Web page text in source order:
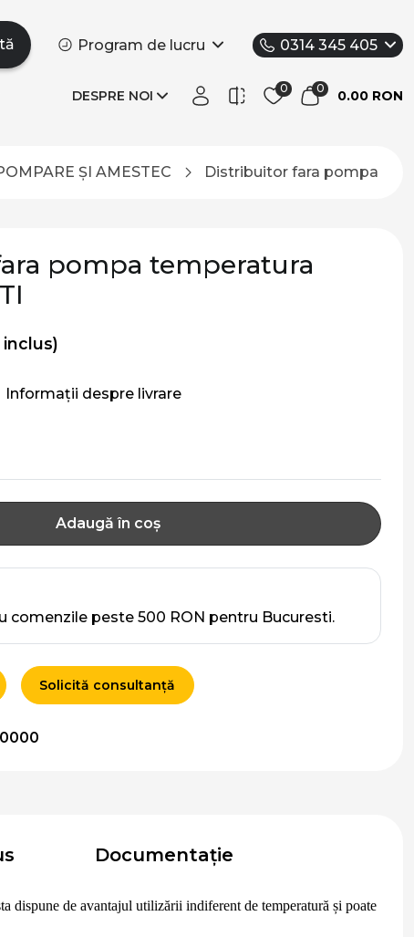
Program de lucru 0314 345 405
DESPRE NOI 0.00 RON
ȘI AMESTEC Distribuitor fara pompa
pompa temperatura
inclus)
Informații despre livrare
Adaugă în coș
comenzile peste 500 RON pentru Bucuresti.
Solicită consultanță
Documentație
dispune de avantajul utilizării indiferent de temperatură și poate